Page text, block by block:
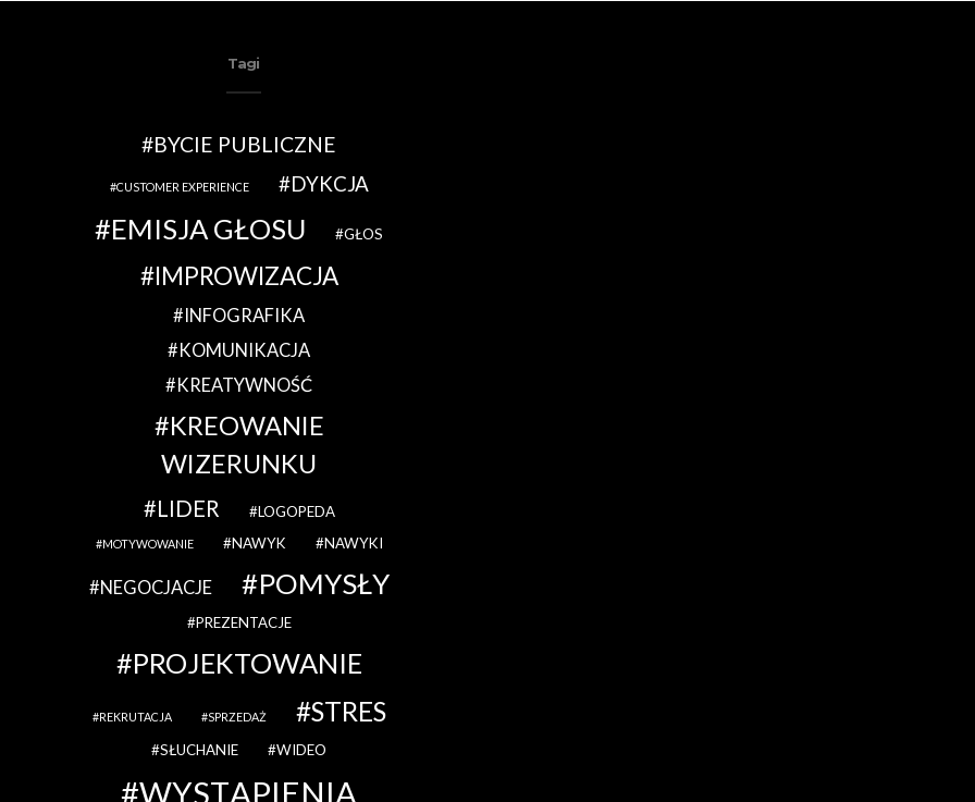
Tagi
BYCIE PUBLICZNE
CUSTOMER EXPERIENCE DYKCJA
EMISJA GŁOSU GŁOS
IMPROWIZACJA
INFOGRAFIKA
KOMUNIKACJA
KREATYWNOŚĆ
KREOWANIE
WIZERUNKU
LIDER LOGOPEDA
MOTYWOWANIE NAWYK NAWYKI
NEGOCJACJE POMYSŁY
PREZENTACJE
PROJEKTOWANIE
REKRUTACJA SPRZEDAŻ STRES
SŁUCHANIE WIDEO
WYSTĄPIENIA